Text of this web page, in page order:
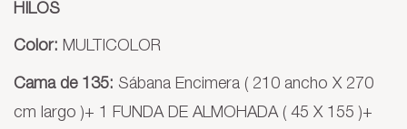
HILOS
Color: MULTICOLOR
Cama de 135: Sábana Encimera ( 210 ancho X 270
cm largo )+ 1 FUNDA DE ALMOHADA ( 45 X 155 )+